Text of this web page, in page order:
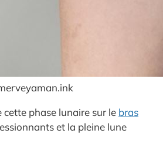
phase lunaire sur le bras
et la pleine lune